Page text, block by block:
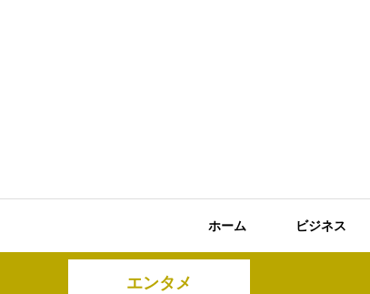
ホーム ビジネス
エンタメ